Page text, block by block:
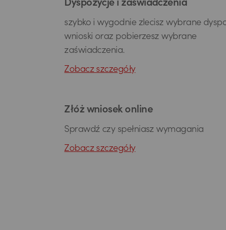
Dyspozycje i zaświadczenia
szybko i wygodnie zlecisz wybrane
wnioski oraz pobierzesz wybrane
zaświadczenia.
Zobacz szczegóły
Złóż wniosek online
Sprawdź czy spełniasz wymagania
Zobacz szczegóły